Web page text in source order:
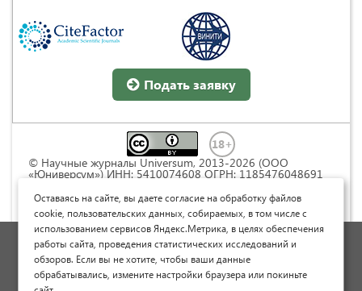
Подать заявку
© Научные журналы Universum, 2013-2026 (ООО
«Юниверсум») ИНН: 5410074608 ОГРН: 1185476048691
Commons « Attribution» («Атрибуция») 4.0
Непортированная
Политика обработки персональных данных
Договор оферты
Опубликовать научную статью
Оставаясь на сайте, вы даете согласие на обработку файлов
cookie, пользовательских данных, собираемых, в том числе с
использованием сервисов Яндекс.Метрика, в целях обеспечения
работы сайта, проведения статистических исследований и
обзоров. Если вы не хотите, чтобы ваши данные
обрабатывались, измените настройки браузера или покиньте